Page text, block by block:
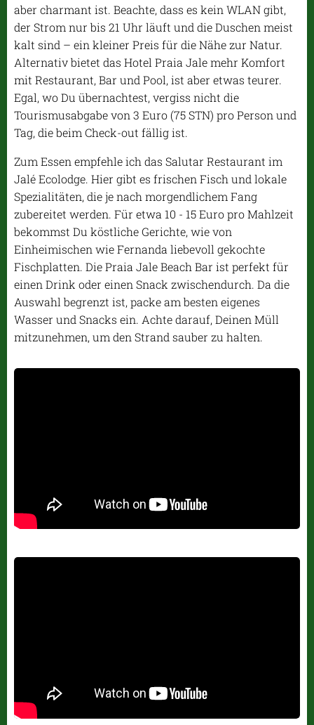
aber charmant ist. Beachte, dass es kein WLAN gibt,
der Strom nur bis 21 Uhr läuft und die Duschen meist
kalt sind – ein kleiner Preis für die Nähe zur Natur.
Alternativ bietet das Hotel Praia Jale mehr Komfort
mit Restaurant, Bar und Pool, ist aber etwas teurer.
Egal, wo Du übernachtest, vergiss nicht die
Tourismusabgabe von 3 Euro (75 STN) pro Person und
Tag, die beim Check-out fällig ist.
Zum Essen empfehle ich das Salutar Restaurant im
Jalé Ecolodge. Hier gibt es frischen Fisch und lokale
Spezialitäten, die je nach morgendlichem Fang
zubereitet werden. Für etwa 10 - 15 Euro pro Mahlzeit
bekommst Du köstliche Gerichte, wie von
Einheimischen wie Fernanda liebevoll gekochte
Fischplatten. Die Praia Jale Beach Bar ist perfekt für
einen Drink oder einen Snack zwischendurch. Da die
Auswahl begrenzt ist, packe am besten eigenes
Wasser und Snacks ein. Achte darauf, Deinen Müll
mitzunehmen, um den Strand sauber zu halten.